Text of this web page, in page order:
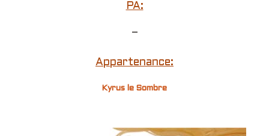
PA:
–
Appartenance:
Kyrus le Sombre